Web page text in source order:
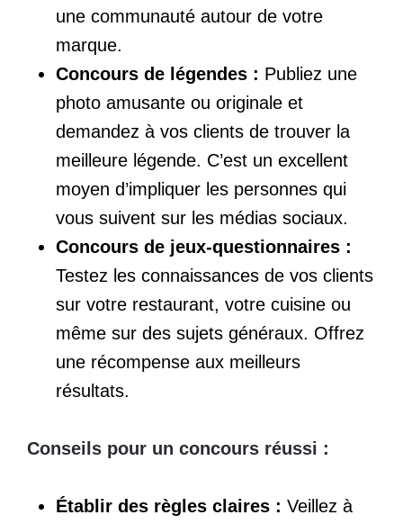
une communauté autour de votre
marque.
Concours de légendes : Publiez une
photo amusante ou originale et
demandez à vos clients de trouver la
meilleure légende. C’est un excellent
moyen d’impliquer les personnes qui
vous suivent sur les médias sociaux.
Concours de jeux-questionnaires :
Testez les connaissances de vos clients
sur votre restaurant, votre cuisine ou
même sur des sujets généraux. Offrez
une récompense aux meilleurs
résultats.
Conseils pour un concours réussi :
Établir des règles claires : Veillez à